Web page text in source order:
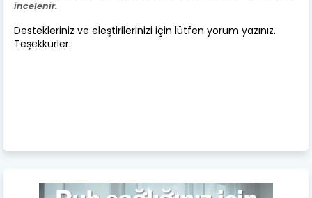
incelenir.
Destekleriniz ve eleştirilerinizi için lütfen yorum yazınız.
Teşekkürler.